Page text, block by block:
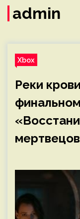
admin
Xbox
Реки